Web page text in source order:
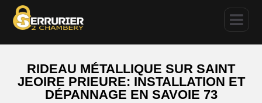
RIDEAU MÉTALLIQUE SUR SAINT
JEOIRE PRIEURE: INSTALLATION ET
DÉPANNAGE EN SAVOIE 73